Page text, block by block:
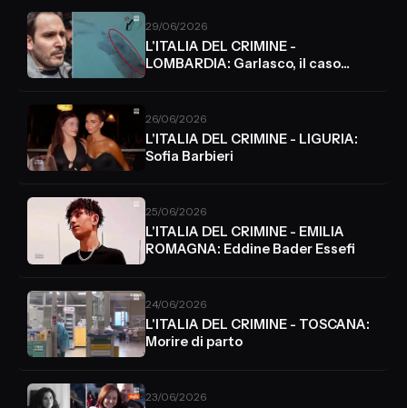
29/06/2026
L'ITALIA DEL CRIMINE -
LOMBARDIA: Garlasco, il caso
26/06/2026
L'ITALIA DEL CRIMINE - LIGURIA:
Sofia Barbieri
25/06/2026
L'ITALIA DEL CRIMINE - EMILIA
ROMAGNA: Eddine Bader Essefi
24/06/2026
L'ITALIA DEL CRIMINE - TOSCANA:
Morire di parto
23/06/2026